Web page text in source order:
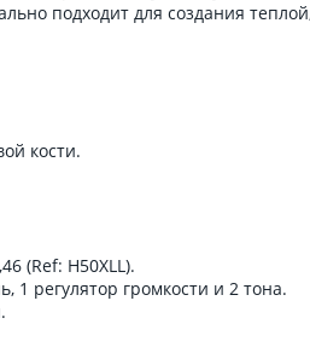
подходит для создания
кости.
(Ref: H50XLL).
регулятор громкости и 2 тона.